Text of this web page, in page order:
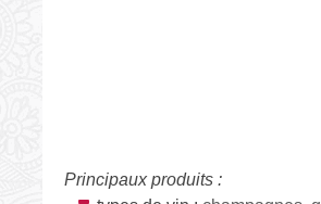
Principaux produits :